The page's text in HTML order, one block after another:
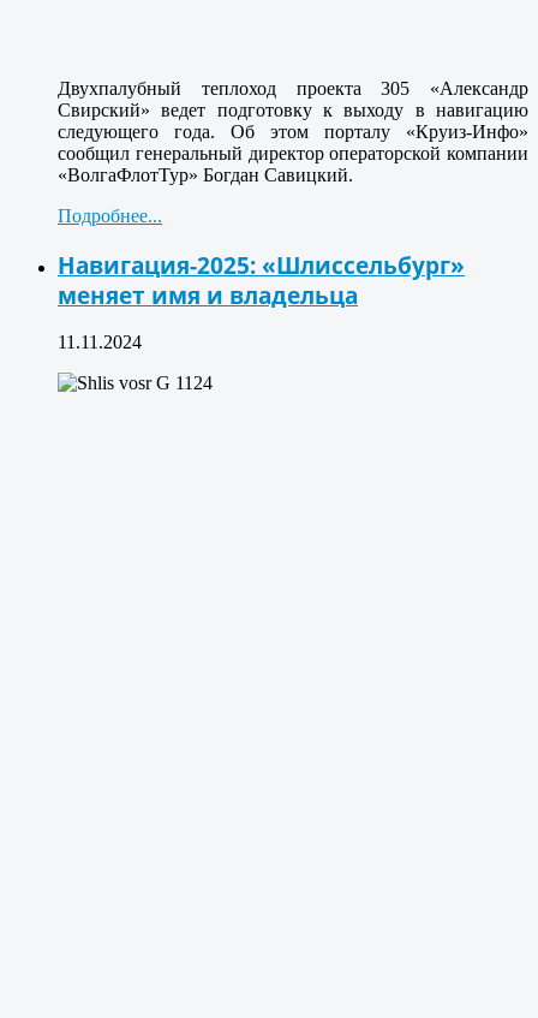
Двухпалубный теплоход проекта 305 «Александр
Свирский» ведет подготовку к выходу в навигацию
следующего года. Об этом порталу «Круиз-Инфо»
сообщил генеральный директор операторской компании
«ВолгаФлотТур» Богдан Савицкий.
Подробнее...
Навигация-2025: «Шлиссельбург»
меняет имя и владельца
11.11.2024